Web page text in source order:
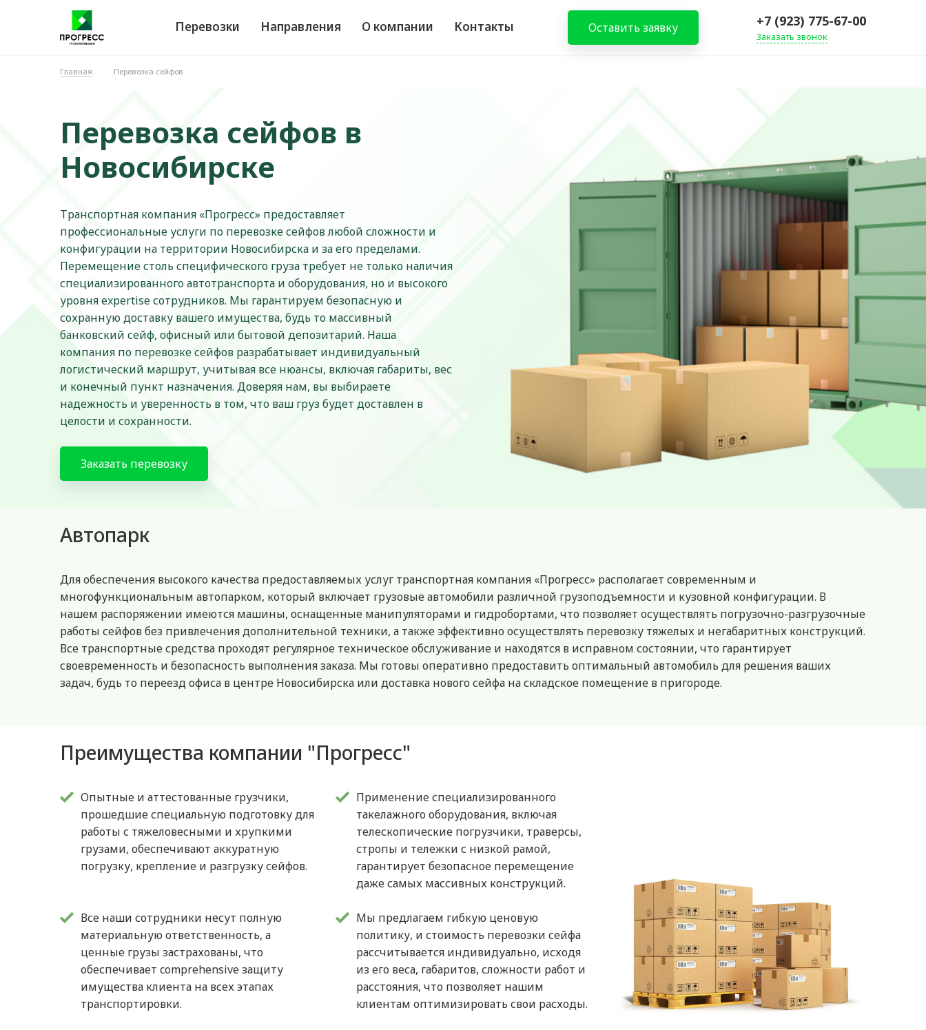
Перевозки Направления О компании Контакты Оставить заявку +7 (923) 775-67-00
Заказать звонок
Главная Перевозка сейфов
Перевозка сейфов в
Новосибирске
Транспортная компания «Прогресс» предоставляет
профессиональные услуги по перевозке сейфов любой сложности и
конфигурации на территории Новосибирска и за его пределами.
Перемещение столь специфического груза требует не только наличия
специализированного автотранспорта и оборудования, но и высокого
уровня expertise сотрудников. Мы гарантируем безопасную и
сохранную доставку вашего имущества, будь то массивный
банковский сейф, офисный или бытовой депозитарий. Наша
компания по перевозке сейфов разрабатывает индивидуальный
логистический маршрут, учитывая все нюансы, включая габариты, вес
и конечный пункт назначения. Доверяя нам, вы выбираете
надежность и уверенность в том, что ваш груз будет доставлен в
целости и сохранности.
Заказать перевозку
Автопарк
Для обеспечения высокого качества предоставляемых услуг транспортная компания «Прогресс» располагает современным и
многофункциональным автопарком, который включает грузовые автомобили различной грузоподъемности и кузовной конфигурации. В
нашем распоряжении имеются машины, оснащенные манипуляторами и гидробортами, что позволяет осуществлять погрузочно-разгрузочные
работы сейфов без привлечения дополнительной техники, а также эффективно осуществлять перевозку тяжелых и негабаритных конструкций.
Все транспортные средства проходят регулярное техническое обслуживание и находятся в исправном состоянии, что гарантирует
своевременность и безопасность выполнения заказа. Мы готовы оперативно предоставить оптимальный автомобиль для решения ваших
задач, будь то переезд офиса в центре Новосибирска или доставка нового сейфа на складское помещение в пригороде.
Преимущества компании "Прогресс"
Опытные и аттестованные грузчики,
прошедшие специальную подготовку для
работы с тяжеловесными и хрупкими
грузами, обеспечивают аккуратную
погрузку, крепление и разгрузку сейфов.
Применение специализированного
такелажного оборудования, включая
телескопические погрузчики, траверсы,
стропы и тележки с низкой рамой,
гарантирует безопасное перемещение
даже самых массивных конструкций.
Все наши сотрудники несут полную
материальную ответственность, а
ценные грузы застрахованы, что
обеспечивает comprehensive защиту
имущества клиента на всех этапах
транспортировки.
Мы предлагаем гибкую ценовую
политику, и стоимость перевозки сейфа
рассчитывается индивидуально, исходя
из его веса, габаритов, сложности работ и
расстояния, что позволяет нашим
клиентам оптимизировать свои расходы.